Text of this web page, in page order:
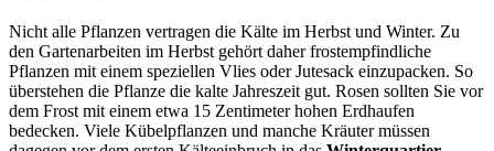
Nicht alle Pflanzen vertragen die Kälte im Herbst und Winter. Zu
den Gartenarbeiten im Herbst gehört daher frostempfindliche
Pflanzen mit einem speziellen Vlies oder Jutesack einzupacken. So
überstehen die Pflanze die kalte Jahreszeit gut. Rosen sollten Sie vor
dem Frost mit einem etwa 15 Zentimeter hohen Erdhaufen
bedecken. Viele Kübelpflanzen und manche Kräuter müssen